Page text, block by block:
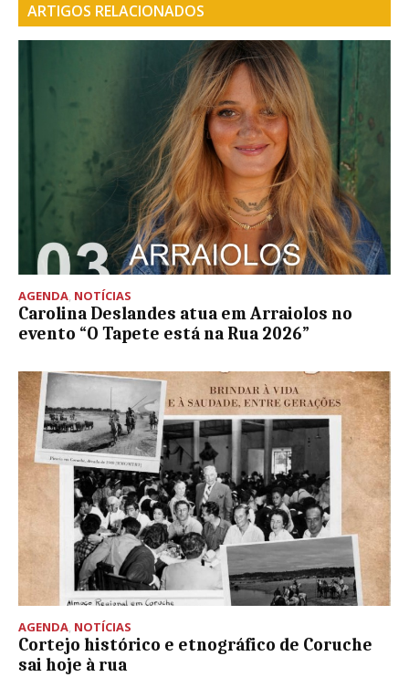
ARTIGOS RELACIONADOS
AGENDA, NOTÍCIAS
Carolina Deslandes atua em Arraiolos no
evento “O Tapete está na Rua 2026”
AGENDA, NOTÍCIAS
Cortejo histórico e etnográfico de Coruche
sai hoje à rua